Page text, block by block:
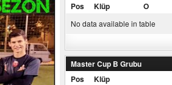
Pos
Klüp O
No data available in table
Master Cup B Grubu
Pos
Klüp